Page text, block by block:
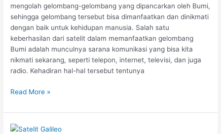
mengolah gelombang-gelombang yang dipancarkan oleh Bumi,
sehingga gelombang tersebut bisa dimanfaatkan dan dinikmati
dengan baik untuk kehidupan manusia. Salah satu
keberhasilan dari satelit dalam memanfaatkan gelombang
Bumi adalah munculnya sarana komunikasi yang bisa kita
nikmati sekarang, seperti telepon, internet, televisi, dan juga
radio. Kehadiran hal-hal tersebut tentunya
Read More »
Pengertian